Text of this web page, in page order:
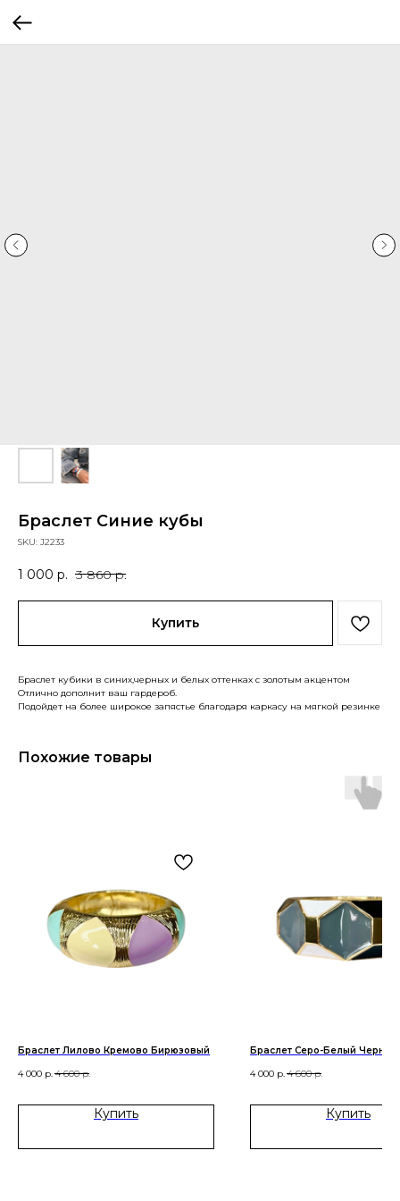
Браслет Синие кубы
SKU: J2233
1 000 р. 3 860 р.
Купить
Браслет кубики в синих,черных и белых оттенках с золотым акцентом
Отлично дополнит ваш гардероб.
Подойдет на более широкое запястье благодаря каркасу на мягкой резинке
Похожие товары
Браслет Лилово Кремово Бирюзовый
4 000 р. 4 600 р.
ㅤКупить
Браслет Серо-Белый Черный
4 000 р. 4 600 р.
ㅤКупить